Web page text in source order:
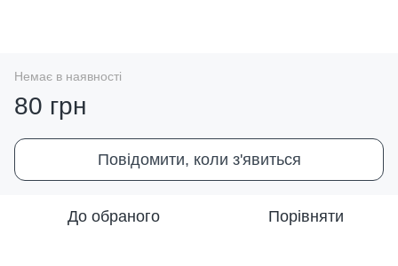
Немає в наявності
80 грн
Повідомити, коли з'явиться
До обраного Порівняти